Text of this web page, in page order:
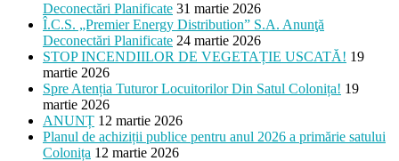
Deconectări Planificate 31 martie 2026
Î.C.S. „Premier Energy Distribution” S.A. Anunţă
Deconectări Planificate 24 martie 2026
STOP INCENDIILOR DE VEGETAȚIE USCATĂ! 19
martie 2026
Spre Atenția Tuturor Locuitorilor Din Satul Colonița! 19
martie 2026
ANUNȚ 12 martie 2026
Planul de achiziții publice pentru anul 2026 a primărie satului
Colonița 12 martie 2026